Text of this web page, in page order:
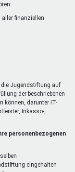
finanziellen
die Jugendstiftung auf
der beschriebenen
können, darunter IT-
Inkasso-,
personenbezogenen
eingehalten